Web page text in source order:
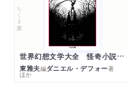
ちくま文庫
世界幻想文学大全 怪奇小説精華
東雅夫編ダニエル・デフォー著
ほか